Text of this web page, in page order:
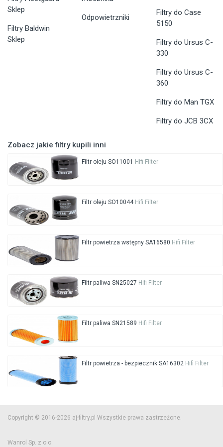
Sklep
Filtry Baldwin
Sklep
Odpowietrzniki
Filtry do Case
5150
Filtry do Ursus C-
330
Filtry do Ursus C-
360
Filtry do Man TGX
Filtry do JCB 3CX
Zobacz jakie filtry kupili inni
Filtr oleju SO11001 Hifi Filter
Filtr oleju SO10044 Hifi Filter
Filtr powietrza wstępny SA16580 Hifi Filter
Filtr paliwa SN25027 Hifi Filter
Filtr paliwa SN21589 Hifi Filter
Filtr powietrza - bezpiecznik SA16302 Hifi Filter
Copyright © 2016-2026 aj-filtry.pl Wszystkie prawa zastrzeżone.
Wanrol Sp. z o.o.